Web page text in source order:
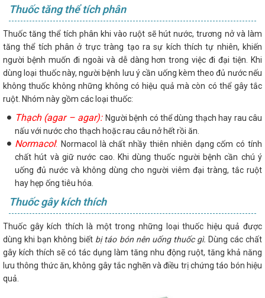
Thuốc tăng thể tích phân
Thuốc tăng thể tích phân khi vào ruột sẽ hút nước, trương nở và làm
tăng thể tích phân ở trực tràng tạo ra sự kích thích tự nhiên, khiến
người bệnh muốn đi ngoài và dễ dàng hơn trong việc đi đại tiện. Khi
dùng loại thuốc này, người bệnh lưu ý cần uống kèm theo đủ nước nếu
không thuốc không những không có hiệu quả mà còn có thể gây tắc
ruột. Nhóm này gồm các loại thuốc:
Thạch (agar – agar): Người bệnh có thể dùng thạch hay rau câu
nấu với nước cho thạch hoặc rau câu nở hết rồi ăn.
Normacol: Normacol là chất nhầy thiên nhiên dạng cốm có tính
chất hút và giữ nước cao. Khi dùng thuốc người bệnh cần chú ý
uống đủ nước và không dùng cho người viêm đại tràng, tắc ruột
hay hẹp ống tiêu hóa.
Thuốc gây kích thích
Thuốc gây kích thích là một trong những loại thuốc hiệu quả được
dùng khi bạn không biết bị táo bón nên uống thuốc gì. Dùng các chất
gây kích thích sẽ có tác dụng làm tăng nhu động ruột, tăng khả năng
lưu thông thức ăn, không gây tắc nghẽn và điều trị chứng táo bón hiệu
quả.